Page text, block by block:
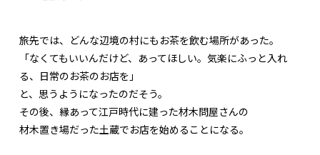
旅先では、どんな辺境の村にもお茶を飲む場所があった。
「なくてもいいんだけど、あってほしい。気楽にふっと入れ
る、日常のお茶のお店を」
と、思うようになったのだそう。
その後、縁あって江戸時代に建った材木問屋さんの
材木置き場だった土蔵でお店を始めることになる。